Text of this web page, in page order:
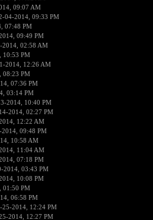
09:07 AM
04-2014, 09:33 PM
07:48 PM
09:49 PM
02:58 AM
10:53 PM
2014, 12:26 AM
08:23 PM
07:36 PM
03:14 PM
2014, 10:40 PM
2014, 02:27 PM
12:22 AM
09:48 PM
10:58 AM
11:04 AM
07:18 PM
2014, 03:43 PM
10:08 PM
01:50 PM
06:58 PM
2014, 12:24 PM
2014, 12:27 PM